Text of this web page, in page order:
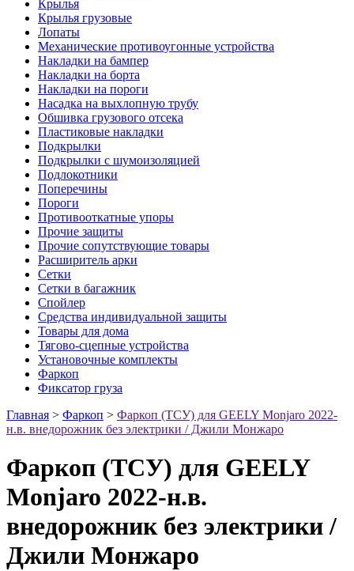
Крылья
Крылья грузовые
Лопаты
Механические противоугонные устройства
Накладки на бампер
Накладки на борта
Накладки на пороги
Насадка на выхлопную трубу
Обшивка грузового отсека
Пластиковые накладки
Подкрылки
Подкрылки с шумоизоляцией
Подлокотники
Поперечины
Пороги
Противооткатные упоры
Прочие защиты
Прочие сопутствующие товары
Расширитель арки
Сетки
Сетки в багажник
Спойлер
Средства индивидуальной защиты
Товары для дома
Тягово-сцепные устройства
Установочные комплекты
Фаркоп
Фиксатор груза
Главная > Фаркоп > Фаркоп (ТСУ) для GEELY Monjaro 2022-
н.в. внедорожник без электрики / Джили Монжаро
Фаркоп (ТСУ) для GEELY
Monjaro 2022-н.в.
внедорожник без электрики /
Джили Монжаро